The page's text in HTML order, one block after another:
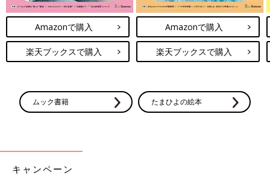
Amazonで購入
楽天ブックスで購入
Amazonで購入
楽天ブックスで購入
ムック書籍 たまひよの絵本
キャンペーン